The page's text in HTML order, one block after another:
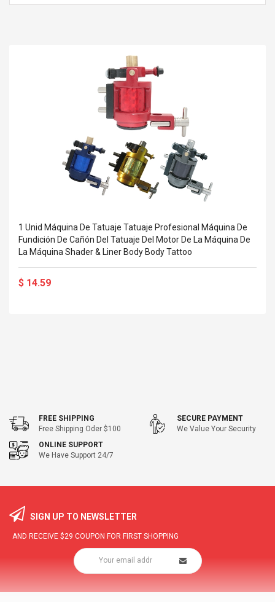
15.7"
Consoles Cover For
Remoto Wirelessrectifier
Control Box Dc12v 2a
Adaptador De Fuente De
Alimentación Para 2835
3528 5050 Rgb Luces De
Tira Led Iluminación De
Cinta Flexible
$ 8.57
$ 14.28
Rolling Guitar Capo Glider
Easy Sliding Up & Down
For Folk Classic Acoustic
Guitars
$ 6.62
1 Unid Máquina De Tatuaje Tatuaje Profesional Máquina De
Fundición De Cañón Del Tatuaje Del Motor De La Máquina De
La Máquina Shader & Liner Body Body Tattoo
$ 14.59
FREE SHIPPING
Free Shipping Oder $100
SECURE PAYMENT
We Value Your Security
ONLINE SUPPORT
We Have Support 24/7
SIGN UP TO NEWSLETTER
AND RECEIVE $29 COUPON FOR FIRST SHOPPING